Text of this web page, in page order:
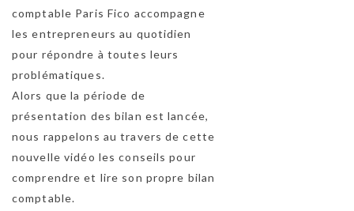
comptable Paris Fico accompagne
les entrepreneurs au quotidien
pour répondre à toutes leurs
problématiques.
Alors que la période de
présentation des bilan est lancée,
nous rappelons au travers de cette
nouvelle vidéo les conseils pour
comprendre et lire son propre bilan
comptable.